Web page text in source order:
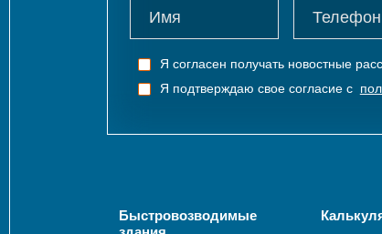
Я согласен получать новостные
Я подтверждаю свое согласие с
Быстровозводимые